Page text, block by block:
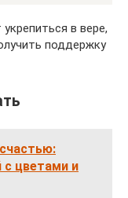
в вере,
поддержку
с цветами и